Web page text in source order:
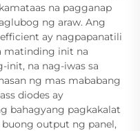
na pagganap
ng araw. Ang
ay nagpapanatili
matinding init na
init, na nag-iwas sa
ng mas mababang
diodes ay
bahagyang pagkakalat
output ng panel,